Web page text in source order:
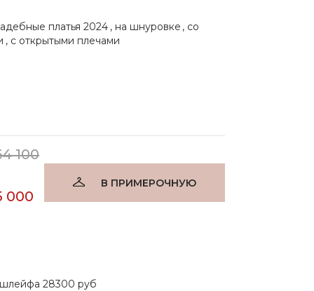
платья 2024 , на шнуровке , со
, с открытыми плечами
100
000
В ПРИМЕРОЧНУЮ
28300 руб